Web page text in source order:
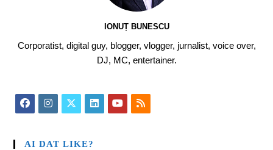
IONUȚ BUNESCU
Corporatist, digital guy, blogger, vlogger, jurnalist, voice over,
DJ, MC, entertainer.
AI DAT LIKE?